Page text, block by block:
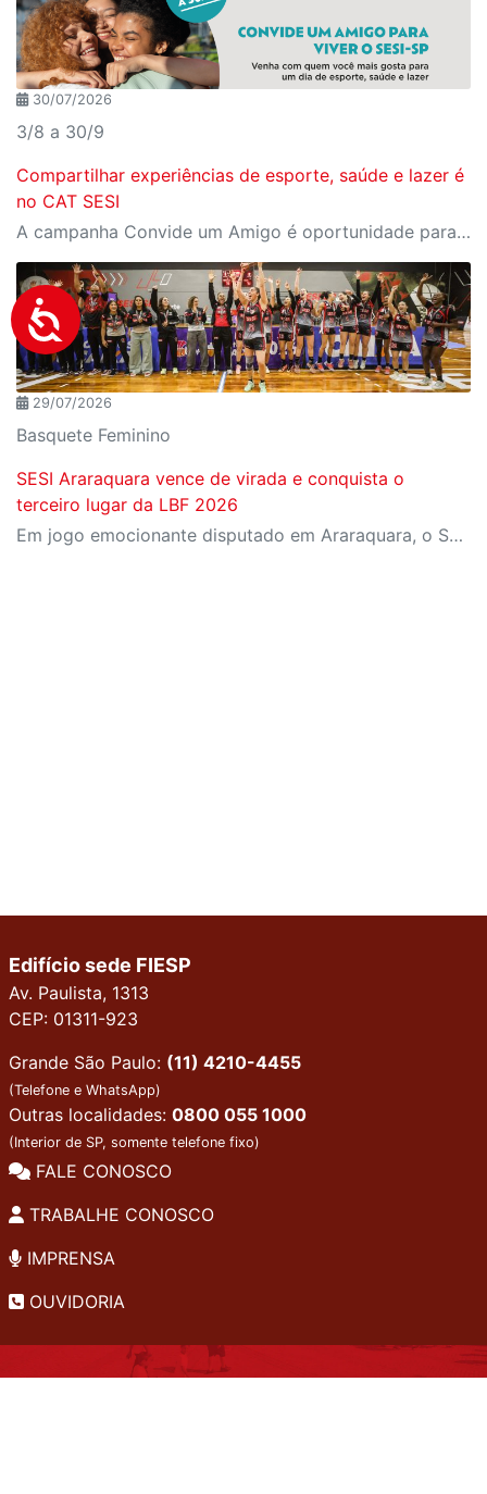
30/07/2026
3/8 a 30/9
Compartilhar experiências de esporte, saúde e lazer é
no CAT SESI
A campanha Convide um Amigo é oportunidade para reunir amigos para aproveitar juntos toda estrutura da unidade SESI-SP mais próxima. Os benefícios para clientes e convidados estão no regulamento
29/07/2026
Basquete Feminino
SESI Araraquara vence de virada e conquista o
terceiro lugar da LBF 2026
Em jogo emocionante disputado em Araraquara, o SESI Araraquara Basquete superou um déficit de quase 20 pontos, contou com o apoio massivo da torcida e derrotou o Cerrado BRB por 77 a 71, conquistando o terceiro lugar da LBF Loterias Caixa 2026
Edifício sede FIESP
Av. Paulista, 1313
CEP: 01311-923
Grande São Paulo: (11) 4210-4455
(Telefone e WhatsApp)
Outras localidades: 0800 055 1000
(Interior de SP, somente telefone fixo)
FALE CONOSCO
TRABALHE CONOSCO
IMPRENSA
OUVIDORIA